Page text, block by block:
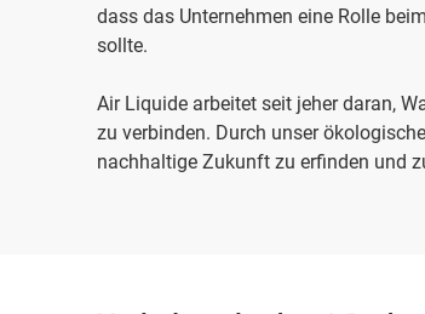
dass das Unternehmen eine Rolle
sollte.
Air Liquide arbeitet seit jeher daran,
zu verbinden. Durch unser
nachhaltige Zukunft zu erfinden und